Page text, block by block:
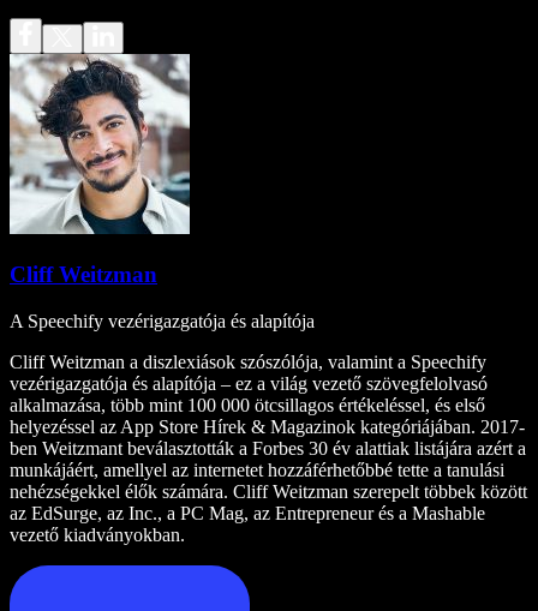
Cliff Weitzman
A Speechify vezérigazgatója és alapítója
Cliff Weitzman a diszlexiások szószólója, valamint a Speechify
vezérigazgatója és alapítója – ez a világ vezető szövegfelolvasó
alkalmazása, több mint 100 000 ötcsillagos értékeléssel, és első
helyezéssel az App Store Hírek & Magazinok kategóriájában. 2017-
ben Weitzmant beválasztották a Forbes 30 év alattiak listájára azért a
munkájáért, amellyel az internetet hozzáférhetőbbé tette a tanulási
nehézségekkel élők számára. Cliff Weitzman szerepelt többek között
az EdSurge, az Inc., a PC Mag, az Entrepreneur és a Mashable
vezető kiadványokban.